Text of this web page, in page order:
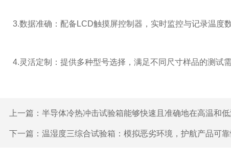
3.数据准确：配备LCD触摸屏控制器，实时监控与记录温度数
4.灵活定制：提供多种型号选择，满足不同尺寸样品的测试需
上一篇： 半导体冷热冲击试验箱能够快速且准确地在高温和
下一篇： 温湿度三综合试验箱：模拟恶劣环境，护航产品可靠